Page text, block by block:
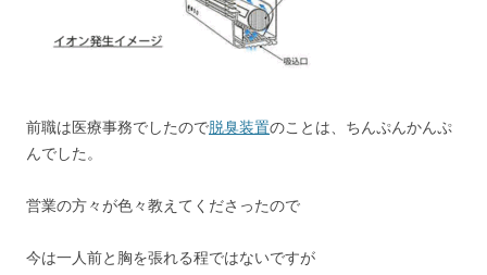
前職は医療事務でしたので脱臭装置のことは、ちんぷんかんぷ
んでした。
営業の方々が色々教えてくださったので
今は一人前と胸を張れる程ではないですが